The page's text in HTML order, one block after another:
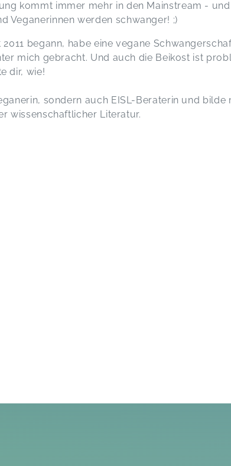
kommt immer mehr in den Mainstream -
Veganerinnen werden schwanger! ;)
begann, habe eine vegane
mich gebracht. Und auch die Beikost ist
dir, wie!
sondern auch EISL-Beraterin und
wissenschaftlicher Literatur.